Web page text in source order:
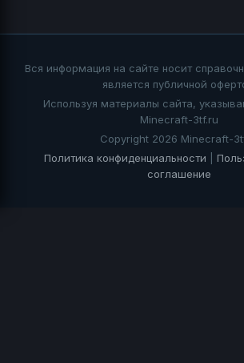
Вся информация на сайте носит
является публичной
Используя материалы сайта,
Minecraft-3tf.ru
Copyright 2026 Minecraft-
Политика конфиденциальности
соглашение